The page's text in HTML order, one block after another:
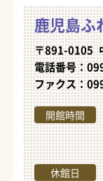
鹿児島ふ
〒891-0105
電話番号：
ファクス：
開館時間
休館日